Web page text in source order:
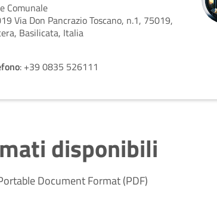
Comunale
Via Don Pancrazio Toscano, n.1, 75019,
Basilicata, Italia
: +39 0835 526111
disponibili
Document Format (PDF)